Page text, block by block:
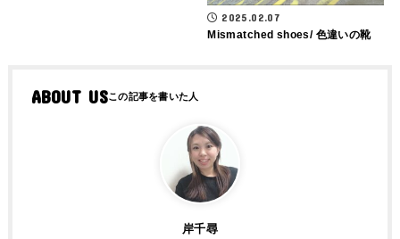
2025.02.07
Mismatched shoes/ 色違いの靴
ABOUT US
岸千尋